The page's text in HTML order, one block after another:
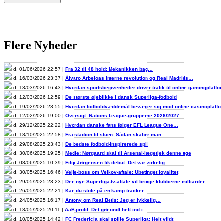
Flere Nyheder
d. 01/06/2026 22:57 | Fra 32 til 48 hold: Mekanikken bag…
d. 16/03/2026 23:37 | Álvaro Arbeloas interne revolution og Real Madrids…
d. 13/03/2026 16:43 | Hvordan sportsbegivenheder driver trafik til online
d. 12/03/2026 12:59 | De største øjeblikke i dansk Superliga-fodbold
d. 19/02/2026 23:55 | Hvordan fodboldvæddemål bevæger sig mod online
d. 12/02/2026 19:00 | Oversigt: Nations League-grupperne 2026/2027
d. 29/12/2025 22:22 | Hvordan danske fans følger EFL League One…
d. 18/10/2025 22:58 | Fra stadion til stuen: Sådan skaber man…
d. 29/08/2025 23:43 | De bedste fodbold-inspirerede spil
d. 30/06/2025 19:25 | Medie: Nørgaard skal til Arsenal-lægetjek denne uge
d. 08/06/2025 10:39 | Filip Jørgensen fik debut: Det var virkelig…
d. 30/05/2025 16:46 | Vejle-boss om Velkov-aftale: Ubetinget loyalitet
d. 29/05/2025 23:23 | Den nye Superliga-tv-aftale vil bringe klubberne milliarder…
d. 26/05/2025 22:21 | Kan du stole på en kamp tracker…
d. 24/05/2025 16:17 | Antony om Real Betis: Jeg er lykkelig…
d. 18/05/2025 20:11 | AaB-profil: Det gør ondt helt ind i…
d. 10/05/2025 14:42 | FC Fredericia skal spille Superliga: Helt vildt